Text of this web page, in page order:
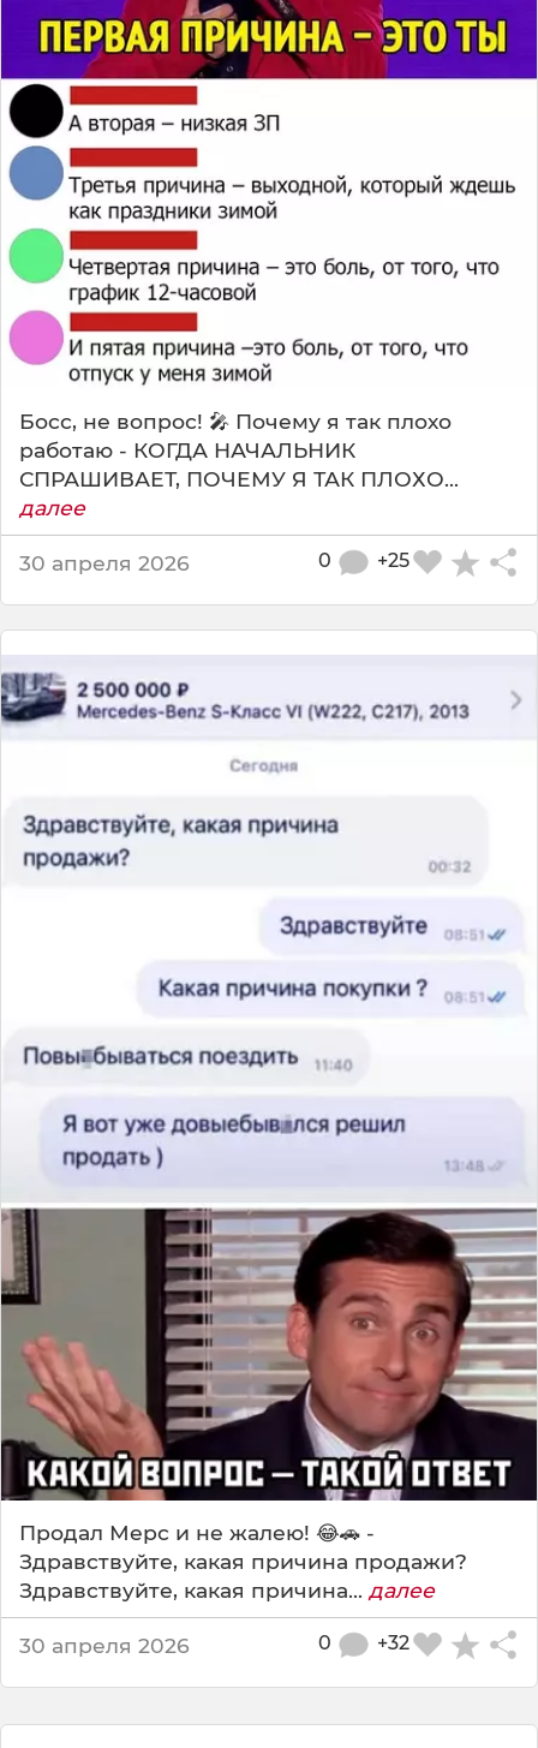
Босс, не вопрос! 🎤 Почему я так плохо
работаю - КОГДА НАЧАЛЬНИК
СПРАШИВАЕТ, ПОЧЕМУ Я ТАК ПЛОХО...
далее
30 апреля 2026 +25
0
Продал Мерс и не жалею! 😂🚗 -
Здравствуйте, какая причина продажи?
Здравствуйте, какая причина... далее
30 апреля 2026 +32
0